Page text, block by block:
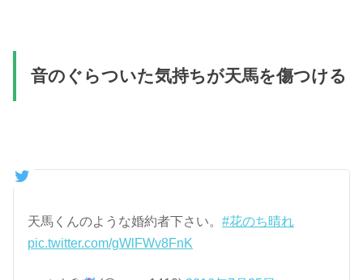
音のぐらついた気持ちが天馬を傷つける
天馬くんのような婚約者下さい。#花のち晴れ
pic.twitter.com/gWlFWv8FnK